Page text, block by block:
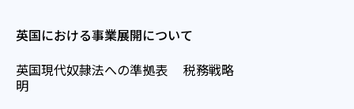
英国における事業展開について
英国現代奴隷法への準拠表
明
税務戦略